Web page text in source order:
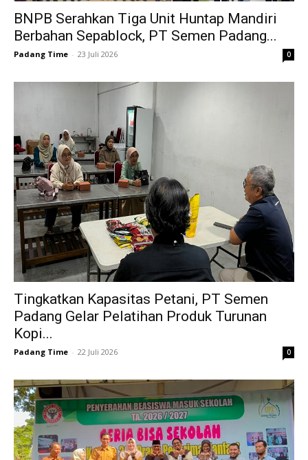
BNPB Serahkan Tiga Unit Huntap Mandiri
Berbahan Sepablock, PT Semen Padang...
Padang Time - 23 Juli 2026 0
Tingkatkan Kapasitas Petani, PT Semen
Padang Gelar Pelatihan Produk Turunan
Kopi...
Padang Time - 22 Juli 2026 0